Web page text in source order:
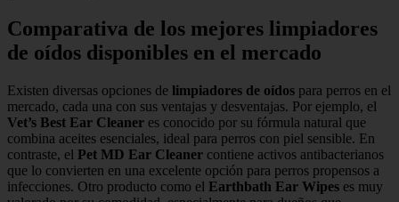
Comparativa de los mejores limpiadores
de oídos disponibles en el mercado
Existen diversas opciones de limpiadores de oídos para perros en el
mercado, cada una con sus ventajas y desventajas. Por ejemplo, el
Vet’s Best Ear Cleaner es conocido por su fórmula natural que
combina aceites esenciales, ideal para perros con piel sensible. En
contraste, el Pet MD Ear Cleaner contiene activos antibacterianos
que lo convierten en una excelente opción para perros propensos a
infecciones. Otro producto como el Earthbath Ear Wipes es muy